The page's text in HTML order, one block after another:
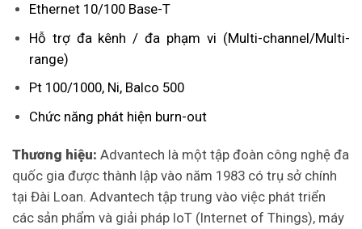
Ethernet 10/100 Base-T
Hỗ trợ đa kênh / đa phạm vi (Multi-channel/Multi-
range)
Pt 100/1000, Ni, Balco 500
Chức năng phát hiện burn-out
Thương hiệu: Advantech là một tập đoàn công nghệ đa
quốc gia được thành lập vào năm 1983 có trụ sở chính
tại Đài Loan. Advantech tập trung vào việc phát triển
các sản phẩm và giải pháp IoT (Internet of Things), máy